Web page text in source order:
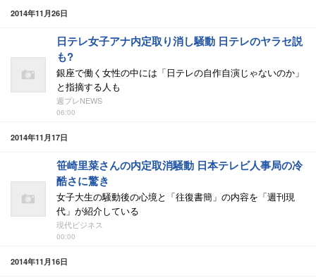
2014年11月26日
日テレ女子アナ内定取り消し騒動 日テレのヤラセ説
も?
銀座で働く女性の中には「日テレの自作自演じゃないのか」
と指摘する人も
週プレNEWS
06:00
2014年11月17日
笹崎里菜さんの内定取消騒動 日本テレビ人事局の冷
酷さに驚き
女子大生の騒動後の心境と「往復書簡」の内容を「週刊現
代」が紹介している
現代ビジネス
00:00
2014年11月16日